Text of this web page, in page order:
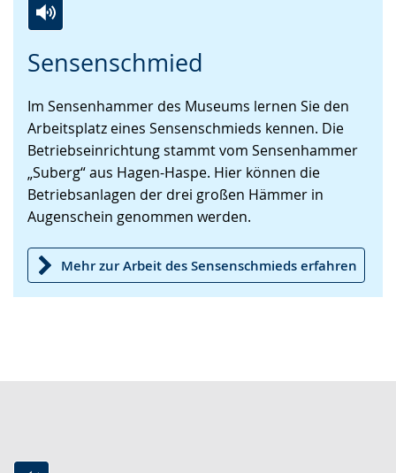
Sensenschmied
Leichten
wechseln.
Audio-
Video
Deutscher
Gebärdensprache
wird
angezeigt.
Im Sensenhammer des Museums lernen Sie den
Arbeitsplatz eines Sensenschmieds kennen. Die
Betriebseinrichtung stammt vom Sensenhammer
„Suberg“ aus Hagen-Haspe. Hier können die
Betriebsanlagen der drei großen Hämmer in
Augenschein genommen werden.
Mehr zur Arbeit des Sensenschmieds erfahren